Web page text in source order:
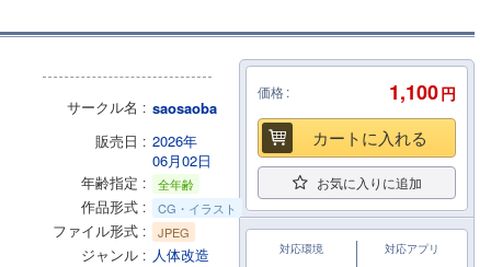
サークル名
saosaoba
販売日
2026年
06月02日
年齢指定
全年齢
作品形式 CG・イラスト
ファイル形式 JPEG
ジャンル
人体改造
価格 1,100円
カートに入れる
お気に入りに追加
対応環境 対応アプリ